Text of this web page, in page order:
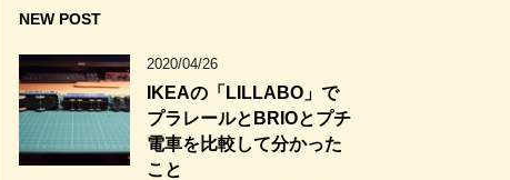
NEW POST
2020/04/26
IKEAの「LILLABO」で
プラレールとBRIOとプチ
電車を比較して分かった
こと